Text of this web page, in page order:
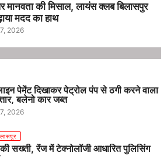
मानवता की मिसाल, लायंस क्लब बिलासपुर
मदद का हाथ
2026
पेमेंट दिखाकर पेट्रोल पंप से ठगी करने वाला
बलेनो कार जब्त
2026
सख्ती, रेंज में टेक्नोलॉजी आधारित पुलिसिंग